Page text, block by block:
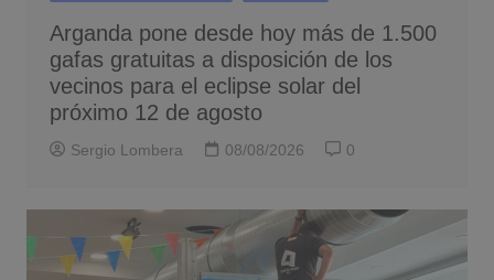
Arganda pone desde hoy más de 1.500
gafas gratuitas a disposición de los
vecinos para el eclipse solar del
próximo 12 de agosto
Sergio Lombera 08/08/2026 0